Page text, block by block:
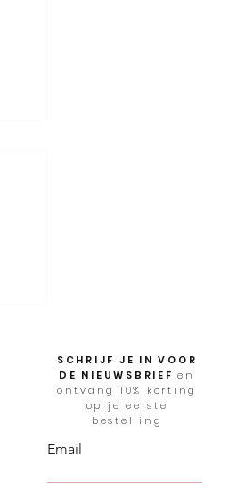
SCHRIJF JE IN VOOR
DE NIEUWSBRIEFen
ontvang 10% korting
op je eerste
bestelling
Email